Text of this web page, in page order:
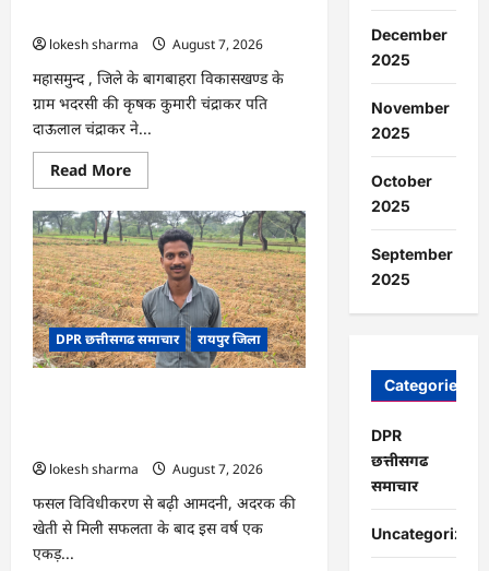
में
जाएगा
lokesh sharma
August 7, 2026
महासमुन्द , जिले के बागबाहरा विकासखण्ड के
ग्राम भदरसी की कृषक कुमारी चंद्राकर पति
दाऊलाल चंद्राकर ने...
Read MoreRead
more
CG
:
गेंदे
की
खेती
से
कुमारी
चंद्राकर
ने
बढ़ाई
अपनी
DPR छत्तीसगढ समाचार रायपुर जिला
lokesh sharma
August 7, 2026
फसल विविधीकरण से बढ़ी आमदनी, अदरक की
खेती से मिली सफलता के बाद इस वर्ष एक
एकड़...
December
2025
November
2025
October
2025
September
2025
Categories
DPR
छत्तीसगढ
समाचार
Uncategorized